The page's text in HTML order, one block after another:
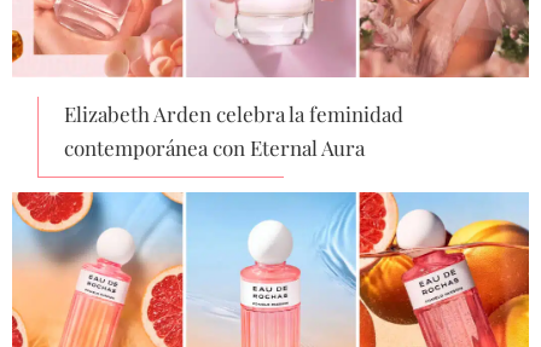
Elizabeth Arden celebra la feminidad
contemporánea con Eternal Aura